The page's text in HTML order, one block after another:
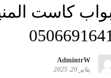
كاست
AdmintrW
يناير 20, 2025